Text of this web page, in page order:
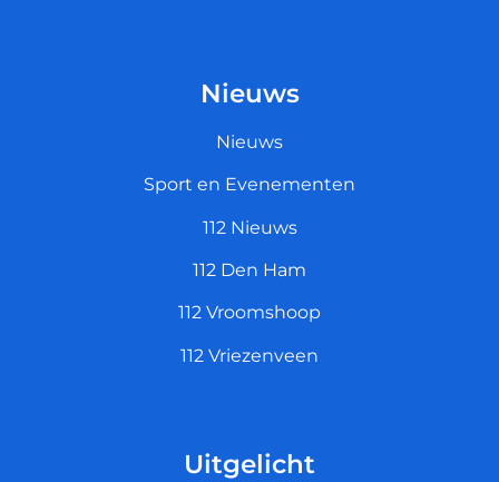
Nieuws
Nieuws
Sport en Evenementen
112 Nieuws
112 Den Ham
112 Vroomshoop
112 Vriezenveen
Uitgelicht